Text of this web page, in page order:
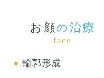
お顔の 治療
face
輪郭形成